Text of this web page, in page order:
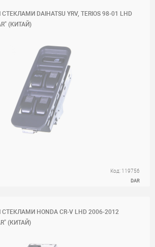
DAIHATSU YRV, TERIOS 98-01 LHD
(КИТАЙ)
Код: 119756
DAR
HONDA CR-V LHD 2006-2012
(КИТАЙ)